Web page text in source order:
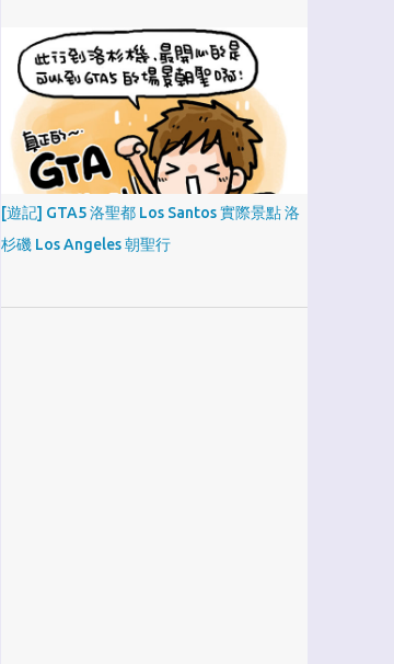
[遊記] GTA5 洛聖都 Los Santos 實際景點 洛
杉磯 Los Angeles 朝聖行